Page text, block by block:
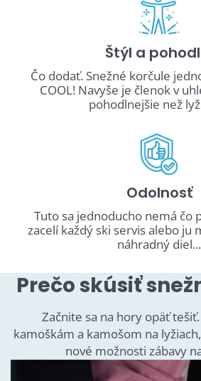
Štýl a
Čo dodať. Snežné korčule
COOL! Navyše je členok v
pohodlnejšie než
Odolnosť
Tuto sa jednoducho nemá čo
zacelí každý ski servis alebo ju
náhradný diel...
Prečo skúsiť
Začnite sa na hory opäť
kamoškám a kamošom na
nové možnosti zábavy